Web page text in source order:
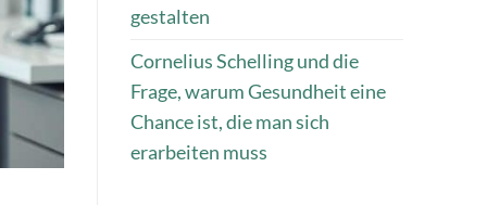
gestalten
Cornelius Schelling und die
Frage, warum Gesundheit eine
Chance ist, die man sich
erarbeiten muss